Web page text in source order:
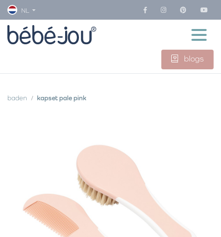
NL
blogs
baden kapset pale pink